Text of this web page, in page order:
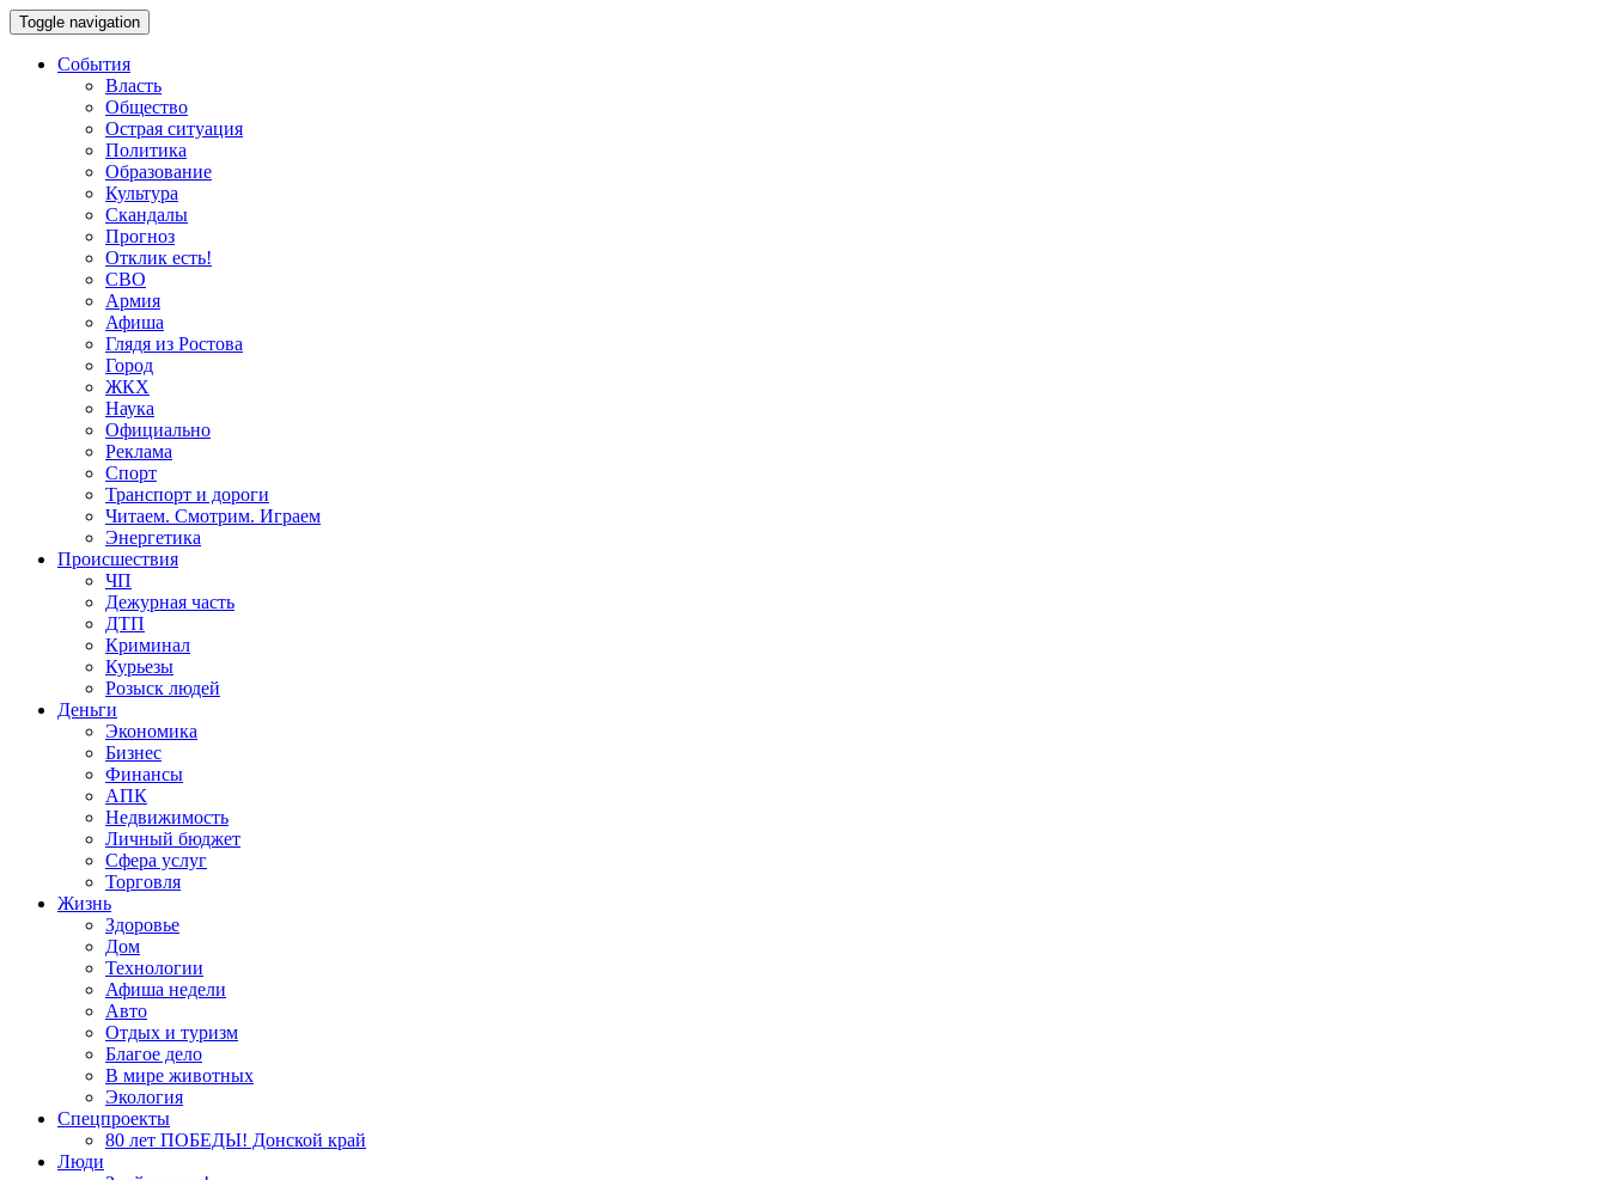
Toggle navigation
События
Власть
Общество
Острая ситуация
Политика
Образование
Культура
Скандалы
Прогноз
Отклик есть!
СВО
Армия
Афиша
Глядя из Ростова
Город
ЖКХ
Наука
Официально
Реклама
Спорт
Транспорт и дороги
Читаем. Смотрим. Играем
Энергетика
Происшествия
ЧП
Дежурная часть
ДТП
Криминал
Курьезы
Розыск людей
Деньги
Экономика
Бизнес
Финансы
АПК
Недвижимость
Личный бюджет
Сфера услуг
Торговля
Жизнь
Здоровье
Дом
Технологии
Афиша недели
Авто
Отдых и туризм
Благое дело
В мире животных
Экология
Спецпроекты
80 лет ПОБЕДЫ! Донской край
Люди